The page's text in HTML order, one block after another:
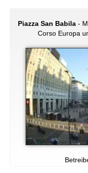
Piazza San Babila-
Corso Europa